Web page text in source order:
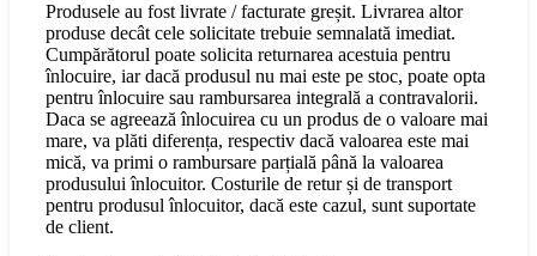
Produsele au fost livrate / facturate greșit. Livrarea altor
produse decât cele solicitate trebuie semnalată imediat.
Cumpărătorul poate solicita returnarea acestuia pentru
înlocuire, iar dacă produsul nu mai este pe stoc, poate opta
pentru înlocuire sau rambursarea integrală a contravalorii.
Daca se agreează înlocuirea cu un produs de o valoare mai
mare, va plăti diferența, respectiv dacă valoarea este mai
mică, va primi o rambursare parțială până la valoarea
produsului înlocuitor. Costurile de retur și de transport
pentru produsul înlocuitor, dacă este cazul, sunt suportate
de client.